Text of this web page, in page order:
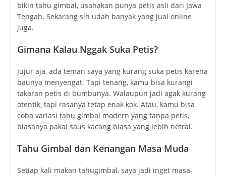
bikin tahu gimbal, usahakan punya petis asli dari Jawa
Tengah. Sekarang sih udah banyak yang jual online
juga.
Gimana Kalau Nggak Suka Petis?
Jujur aja, ada teman saya yang kurang suka petis karena
baunya menyengat. Tapi tenang, kamu bisa kurangi
takaran petis di bumbunya. Walaupun jadi agak kurang
otentik, tapi rasanya tetap enak kok. Atau, kamu bisa
coba variasi tahu gimbal modern yang tanpa petis,
biasanya pakai saus kacang biasa yang lebih netral.
Tahu Gimbal dan Kenangan Masa Muda
Setiap kali makan tahugimbal, saya jadi inget masa-